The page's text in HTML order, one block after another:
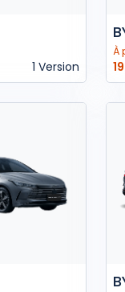
1 Version
À